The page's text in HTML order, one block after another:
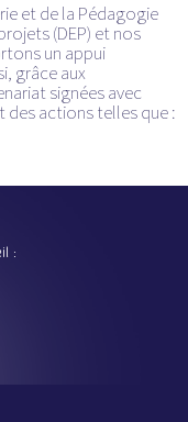
et de la Pédagogie
(DEP) et nos
un appui
grâce aux
signées avec
des actions telles que :
: